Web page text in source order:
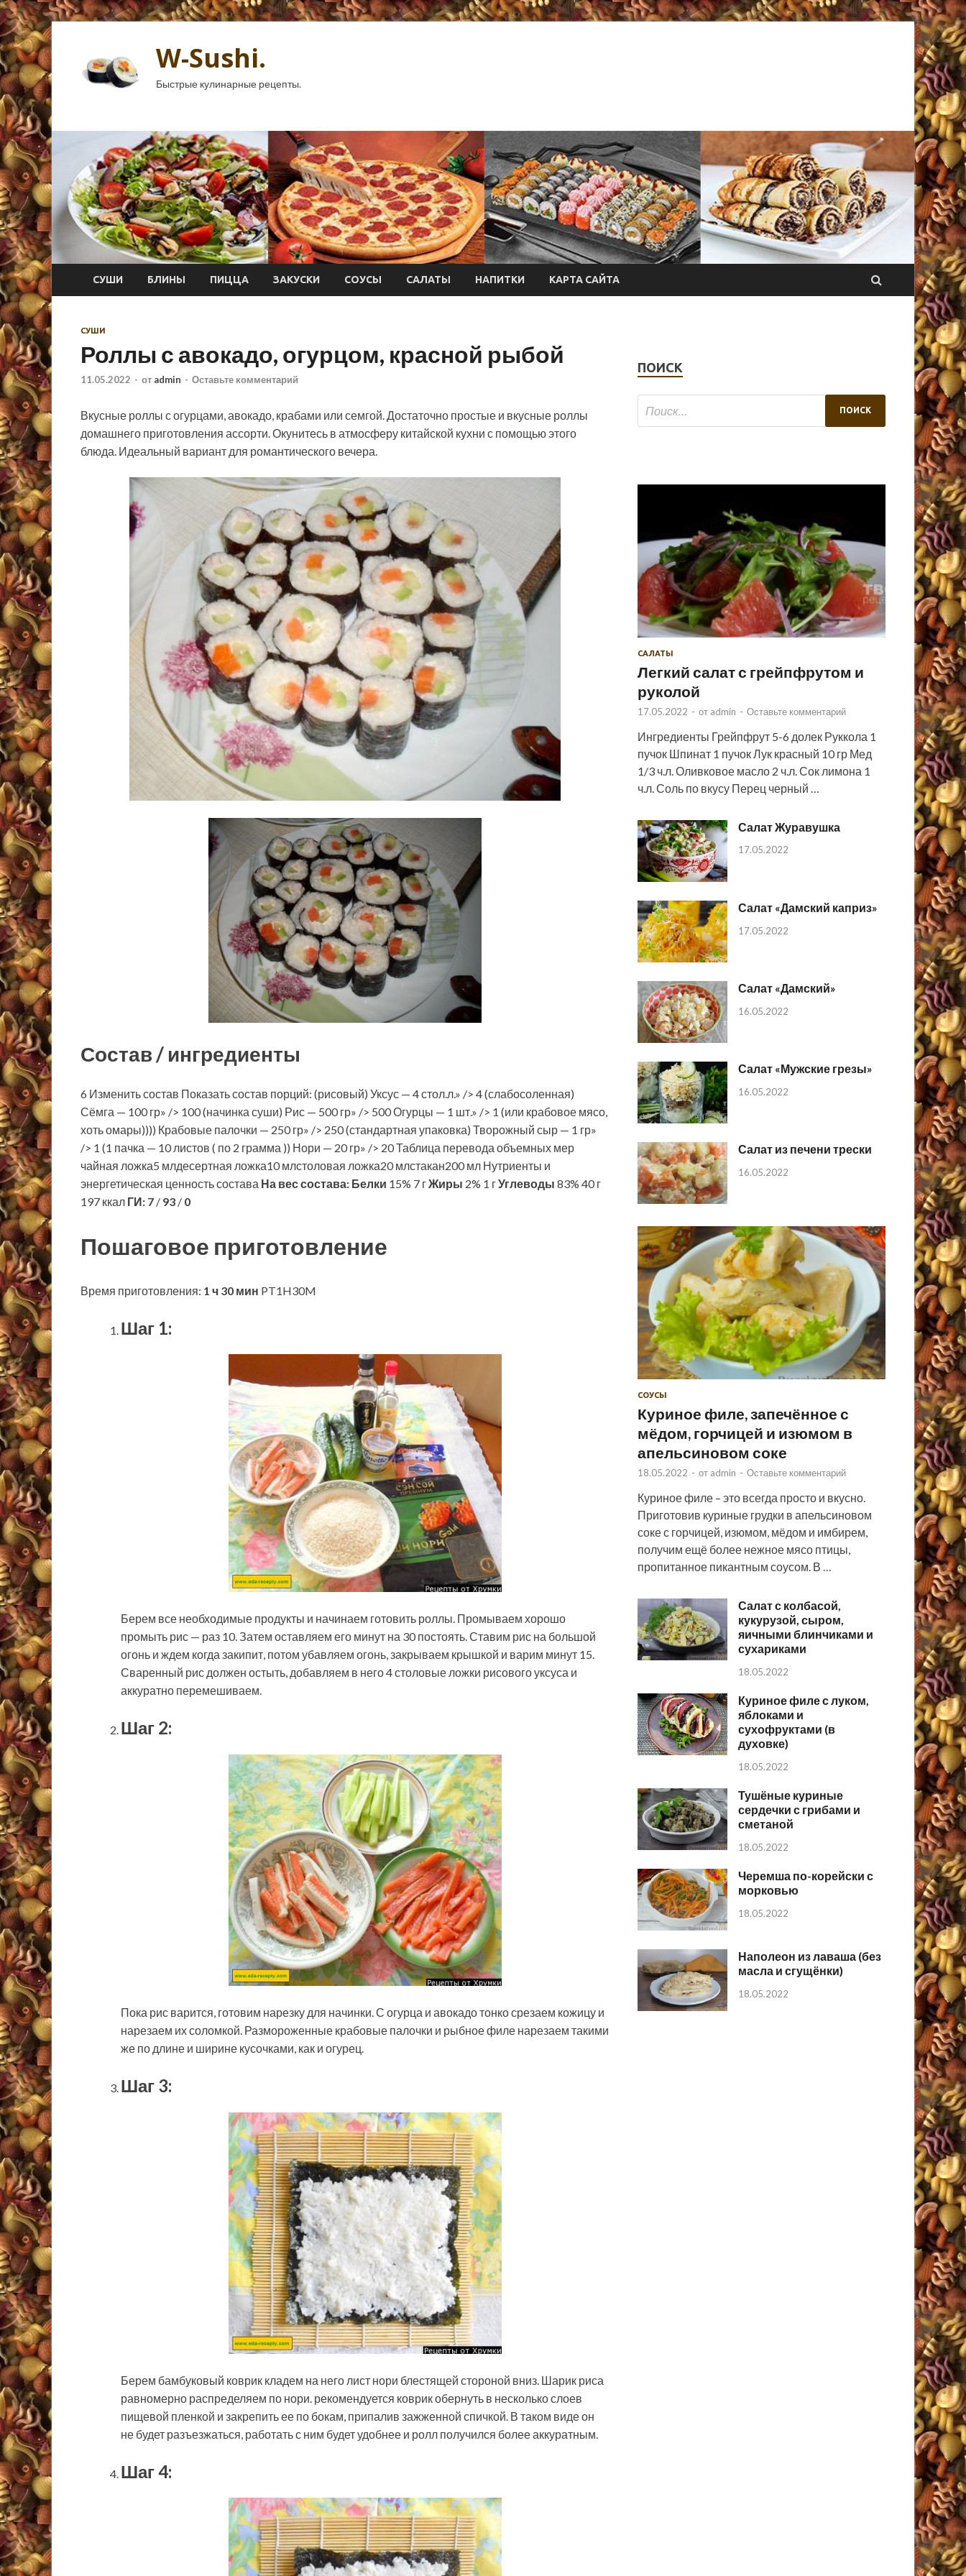
W-Sushi.
Быстрые кулинарные рецепты.
СУШИ БЛИНЫ ПИЦЦА ЗАКУСКИ СОУСЫ САЛАТЫ НАПИТКИ КАРТА САЙТА
СУШИ
Роллы с авокадо, огурцом, красной рыбой
11.05.2022 - от admin - Оставьте комментарий
Вкусные роллы с огурцами, авокадо, крабами или семгой. Достаточно простые и вкусные роллы
домашнего приготовления ассорти. Окунитесь в атмосферу китайской кухни с помощью этого
блюда. Идеальный вариант для романтического вечера.
Состав / ингредиенты
6 Изменить состав Показать состав порций: (рисовый) Уксус — 4 стол.л.» /> 4 (слабосоленная)
Сёмга — 100 гр» /> 100 (начинка суши) Рис — 500 гр» /> 500 Огурцы — 1 шт.» /> 1 (или крабовое мясо,
хоть омары)))) Крабовые палочки — 250 гр» /> 250 (стандартная упаковка) Творожный сыр — 1 гр»
/> 1 (1 пачка — 10 листов ( по 2 грамма )) Нори — 20 гр» /> 20 Таблица перевода объемных мер
чайная ложка5 млдесертная ложка10 млстоловая ложка20 млстакан200 мл Нутриенты и
энергетическая ценность состава На вес состава: Белки 15% 7 гЖиры 2% 1 гУглеводы 83% 40 г
197 ккал ГИ: 7 / 93 / 0
Пошаговое приготовление
Время приготовления: 1 ч 30 мин PT1H30M
Шаг 1:
Берем все необходимые продукты и начинаем готовить роллы. Промываем хорошо
промыть рис — раз 10. Затем оставляем его минут на 30 постоять. Ставим рис на большой
огонь и ждем когда закипит, потом убавляем огонь, закрываем крышкой и варим минут 15.
Сваренный рис должен остыть, добавляем в него 4 столовые ложки рисового уксуса и
аккуратно перемешиваем.
Шаг 2:
Пока рис варится, готовим нарезку для начинки. С огурца и авокадо тонко срезаем кожицу и
нарезаем их соломкой. Размороженные крабовые палочки и рыбное филе нарезаем такими
же по длине и ширине кусочками, как и огурец.
Шаг 3:
Берем бамбуковый коврик кладем на него лист нори блестящей стороной вниз. Шарик риса
равномерно распределяем по нори. рекомендуется коврик обернуть в несколько слоев
пищевой пленкой и закрепить ее по бокам, припалив зажженной спичкой. В таком виде он
не будет разъезжаться, работать с ним будет удобнее и ролл получился более аккуратным.
Шаг 4:
ПОИСК
САЛАТЫ
Легкий салат с грейпфрутом и
руколой
17.05.2022 - от admin - Оставьте комментарий
Ингредиенты Грейпфрут 5-6 долек Руккола 1
пучок Шпинат 1 пучок Лук красный 10 гр Мед
1/3 ч.л. Оливковое масло 2 ч.л. Сок лимона 1
ч.л. Соль по вкусу Перец черный …
Салат Журавушка
17.05.2022
Салат «Дамский каприз»
17.05.2022
Салат «Дамский»
16.05.2022
Салат «Мужские грезы»
16.05.2022
Салат из печени трески
16.05.2022
СОУСЫ
Куриное филе, запечённое с
мёдом, горчицей и изюмом в
апельсиновом соке
18.05.2022 - от admin - Оставьте комментарий
Куриное филе – это всегда просто и вкусно.
Приготовив куриные грудки в апельсиновом
соке с горчицей, изюмом, мёдом и имбирем,
получим ещё более нежное мясо птицы,
пропитанное пикантным соусом. В …
Салат с колбасой,
кукурузой, сыром,
яичными блинчиками и
сухариками
18.05.2022
Куриное филе с луком,
яблоками и
сухофруктами (в
духовке)
18.05.2022
Тушёные куриные
сердечки с грибами и
сметаной
18.05.2022
Черемша по-корейски с
морковью
18.05.2022
Наполеон из лаваша (без
масла и сгущёнки)
18.05.2022